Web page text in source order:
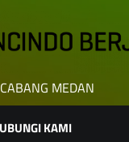
MEDAN
KAMI